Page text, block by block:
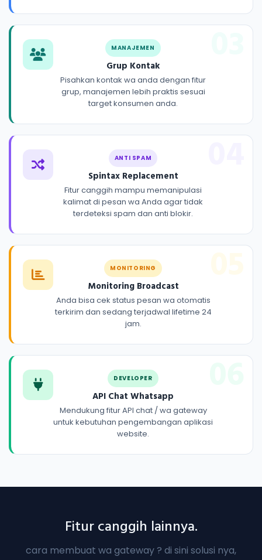
MANAJEMEN
Grup Kontak
Pisahkan kontak wa anda dengan fitur
grup, manajemen lebih praktis sesuai
target konsumen anda.
ANTI SPAM
Spintax Replacement
Fitur canggih mampu memanipulasi
kalimat di pesan wa Anda agar tidak
terdeteksi spam dan anti blokir.
MONITORING
Monitoring Broadcast
Anda bisa cek status pesan wa otomatis
terkirim dan sedang terjadwal lifetime 24
jam.
DEVELOPER
API Chat Whatsapp
Mendukung fitur API chat / wa gateway
untuk kebutuhan pengembangan aplikasi
website.
Fitur canggih lainnya.
cara membuat wa gateway ? di sini solusi nya,